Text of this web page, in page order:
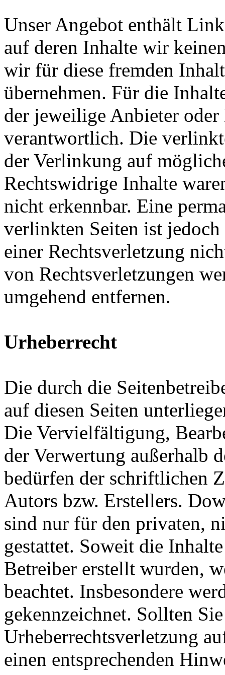
Unser Angebot enthält
auf deren Inhalte wir
wir für diese fremden
übernehmen. Für die
der jeweilige Anbieter oder
verantwortlich. Die
der Verlinkung auf
Rechtswidrige Inhalte
nicht erkennbar. Eine
verlinkten Seiten ist
einer Rechtsverletzung
von Rechtsverletzungen
umgehend entfernen.
Urheberrecht
Die durch die
auf diesen Seiten
Die Vervielfältigung,
der Verwertung außerhalb
bedürfen der schriftlichen
Autors bzw. Erstellers.
sind nur für den privaten,
gestattet. Soweit die
Betreiber erstellt wurden,
beachtet. Insbesondere
gekennzeichnet. Sollten
Urheberrechtsverletzung
einen entsprechenden